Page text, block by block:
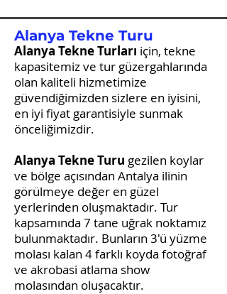
Alanya Tekne Turu
Alanya Tekne Turları için, tekne
kapasitemiz ve tur güzergahlarında
olan kaliteli hizmetimize
güvendiğimizden sizlere en iyisini,
en iyi fiyat garantisiyle sunmak
önceliğimizdir.
Alanya Tekne Turu gezilen koylar
ve bölge açısından Antalya ilinin
görülmeye değer en güzel
yerlerinden oluşmaktadır. Tur
kapsamında 7 tane uğrak noktamız
bulunmaktadır. Bunların 3'ü yüzme
molası kalan 4 farklı koyda fotoğraf
ve akrobasi atlama show
molasından oluşacaktır.